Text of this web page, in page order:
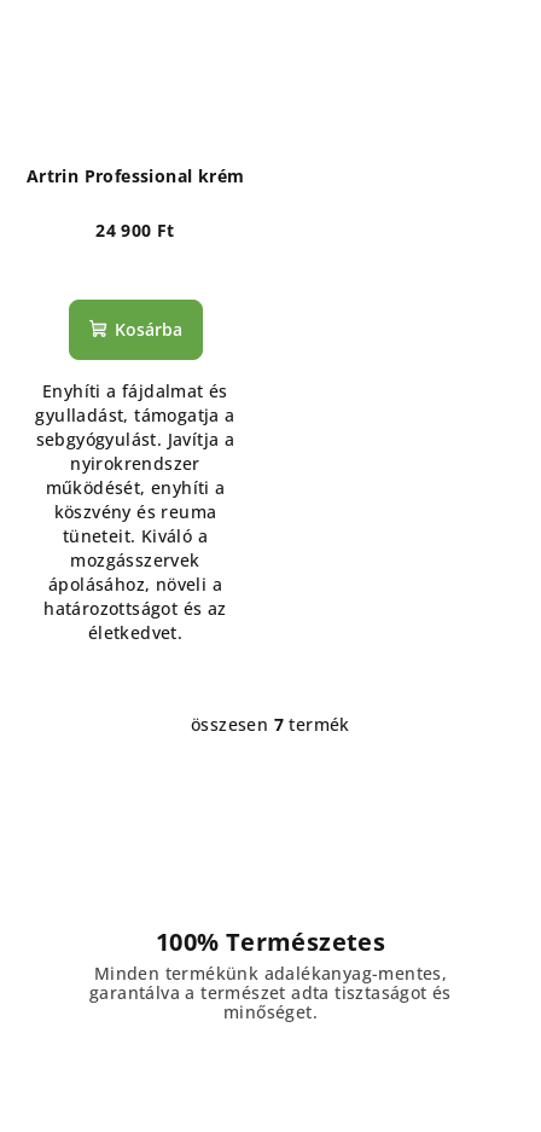
Artrin Professional krém
24 900 Ft
Kosárba
Enyhíti a fájdalmat és
gyulladást, támogatja a
sebgyógyulást. Javítja a
nyirokrendszer
működését, enyhíti a
köszvény és reuma
tüneteit. Kiváló a
mozgásszervek
ápolásához, növeli a
határozottságot és az
életkedvet.
L
á
n
y
í
összesen 7 termék
100% Természetes
Minden termékünk adalékanyag-mentes,
garantálva a természet adta tisztaságot és
minőséget.